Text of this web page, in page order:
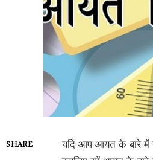
SHARE
यदि आप आयत के बारे में